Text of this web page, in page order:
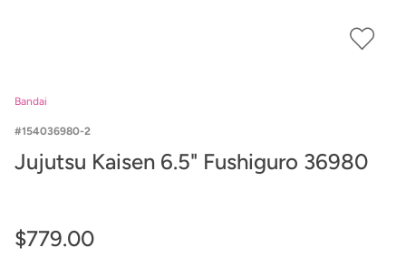
Bandai
154036980-2
Jujutsu Kaisen 6.5" Fushiguro 36980
$779.00